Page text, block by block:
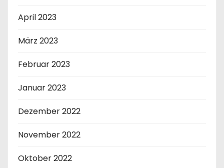
April 2023
März 2023
Februar 2023
Januar 2023
Dezember 2022
November 2022
Oktober 2022